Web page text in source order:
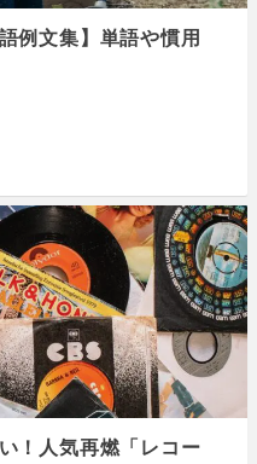
例文集】単語や慣用
！人気再燃「レコー